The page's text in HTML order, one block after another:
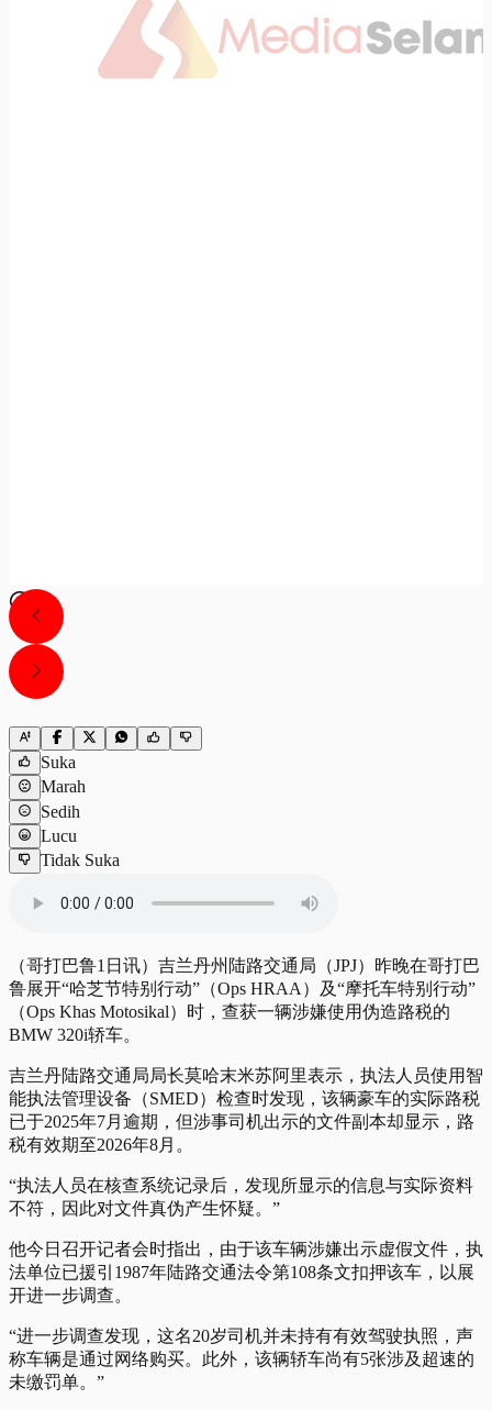
Suka
Marah
Sedih
Lucu
Tidak Suka
（哥打巴鲁1日讯）吉兰丹州陆路交通局（JPJ）昨晚在哥打巴
鲁展开“哈芝节特别行动”（Ops HRAA）及“摩托车特别行动”
（Ops Khas Motosikal）时，查获一辆涉嫌使用伪造路税的
BMW 320i轿车。
吉兰丹陆路交通局局长莫哈末米苏阿里表示，执法人员使用智
能执法管理设备（SMED）检查时发现，该辆豪车的实际路税
已于2025年7月逾期，但涉事司机出示的文件副本却显示，路
税有效期至2026年8月。
“执法人员在核查系统记录后，发现所显示的信息与实际资料
不符，因此对文件真伪产生怀疑。”
他今日召开记者会时指出，由于该车辆涉嫌出示虚假文件，执
法单位已援引1987年陆路交通法令第108条文扣押该车，以展
开进一步调查。
“进一步调查发现，这名20岁司机并未持有有效驾驶执照，声
称车辆是通过网络购买。此外，该辆轿车尚有5张涉及超速的
未缴罚单。”